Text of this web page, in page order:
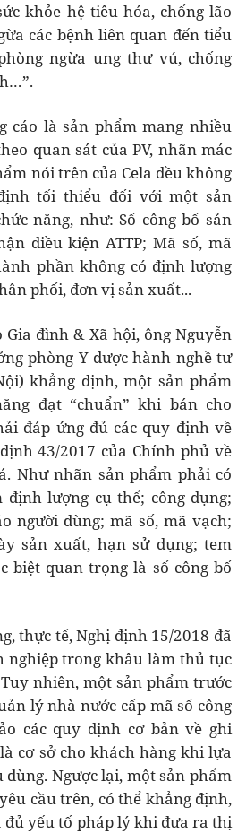
khỏe hệ tiêu hóa, chống lão
các bệnh liên quan đến tiểu
ngừa ung thư vú, chống
cáo là sản phẩm mang nhiều
quan sát của PV, nhãn mác
nói trên của Cela đều không
tối thiểu đối với một sản
năng, như: Số công bố sản
điều kiện ATTP; Mã số, mã
phần không có định lượng
phối, đơn vị sản xuất...
Gia đình & Xã hội, ông Nguyễn
phòng Y dược hành nghề tư
khẳng định, một sản phẩm
đạt “chuẩn” khi bán cho
đáp ứng đủ các quy định về
43/2017 của Chính phủ về
Như nhãn sản phẩm phải có
lượng cụ thể; công dụng;
người dùng; mã số, mã vạch;
sản xuất, hạn sử dụng; tem
biệt quan trọng là số công bố
thực tế, Nghị định 15/2018 đã
nghiệp trong khâu làm thủ tục
nhiên, một sản phẩm trước
lý nhà nước cấp mã số công
các quy định cơ bản về ghi
cơ sở cho khách hàng khi lựa
Ngược lại, một sản phẩm
cầu trên, có thể khẳng định,
đủ yếu tố pháp lý khi đưa ra thị